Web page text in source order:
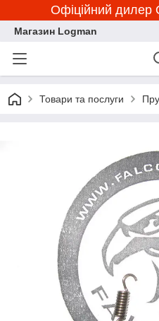
Офіційний дилер
Магазин Logman
Товари та послуги